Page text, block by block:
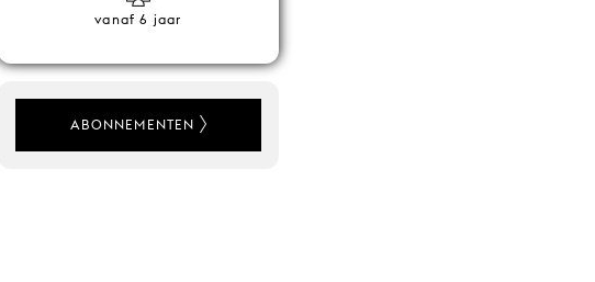
vanaf 6 jaar
ABONNEMENTEN